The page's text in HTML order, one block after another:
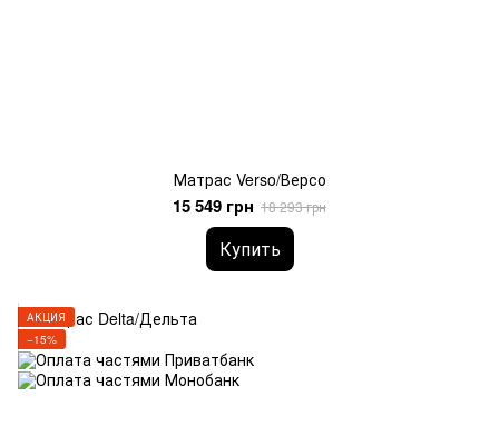
Матрас Verso/Версо
15 549 грн 18 293 грн
Купить
АКЦИЯ
−15%